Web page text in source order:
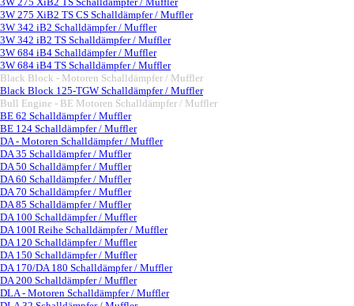
3W 275 XiB2 TS CS Schalldämpfer / Muffler
3W 342 iB2 Schalldämpfer / Muffler
3W 342 iB2 TS Schalldämpfer / Muffler
3W 684 iB4 Schalldämpfer / Muffler
3W 684 iB4 TS Schalldämpfer / Muffler
Black Block - Motoren Schalldämpfer / Muffler
Black Block 125-TGW Schalldämpfer / Muffler
Bull Engine - BE Motoren Schalldämpfer / Muffler
BE 62 Schalldämpfer / Muffler
BE 124 Schalldämpfer / Muffler
DA - Motoren Schalldämpfer / Muffler▼
DA 35 Schalldämpfer / Muffler
DA 50 Schalldämpfer / Muffler
DA 60 Schalldämpfer / Muffler
DA 70 Schalldämpfer / Muffler
DA 85 Schalldämpfer / Muffler
DA 100 Schalldämpfer / Muffler
DA 100I Reihe Schalldämpfer / Muffler
DA 120 Schalldämpfer / Muffler
DA 150 Schalldämpfer / Muffler
DA 170/DA 180 Schalldämpfer / Muffler
DA 200 Schalldämpfer / Muffler
DLA - Motoren Schalldämpfer / Muffler▼